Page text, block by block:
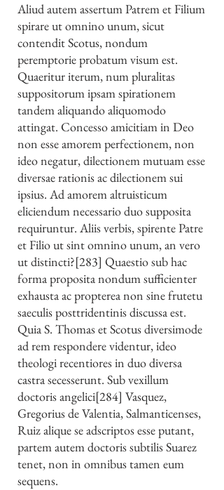
Aliud autem assertum Patrem et Filium
spirare ut omnino unum, sicut
contendit Scotus, nondum
peremptorie probatum visum est.
Quaeritur iterum, num pluralitas
suppositorum ipsam spirationem
tandem aliquando aliquomodo
attingat. Concesso amicitiam in Deo
non esse amorem perfectionem, non
ideo negatur, dilectionem mutuam esse
diversae rationis ac dilectionem sui
ipsius. Ad amorem altruisticum
eliciendum necessario duo supposita
requiruntur. Aliis verbis, spirente Patre
et Filio ut sint omnino unum, an vero
ut distincti?[283] Quaestio sub hac
forma proposita nondum sufficienter
exhausta ac propterea non sine frutetu
saeculis posttridentinis discussa est.
Quia S. Thomas et Scotus diversimode
ad rem respondere videntur, ideo
theologi recentiores in duo diversa
castra secesserunt. Sub vexillum
doctoris angelici[284] Vasquez,
Gregorius de Valentia, Salmanticenses,
Ruiz alique se adscriptos esse putant,
partem autem doctoris subtilis Suarez
tenet, non in omnibus tamen eum
sequens.